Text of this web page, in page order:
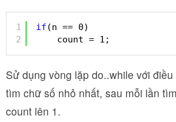
1
2
if (n == 0)
count = 1;
Sử dụng vòng lặp do..while với
tìm chữ số nhỏ nhất, sau mỗi lần
count lên 1.